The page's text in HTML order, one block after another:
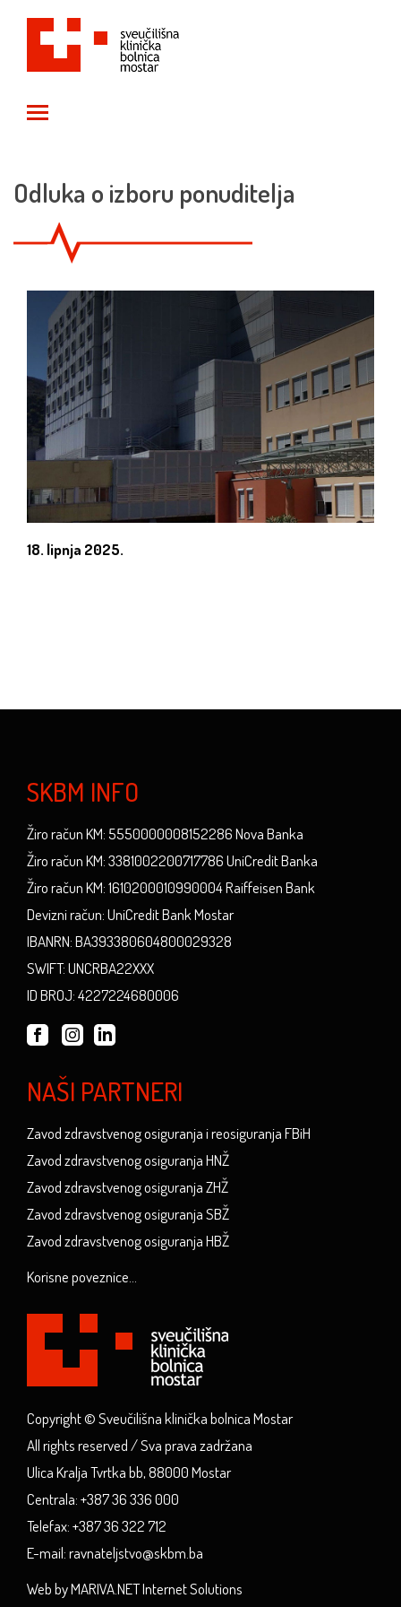
Odluka o izboru ponuditelja
18. lipnja 2025.
SKBM INFO
Žiro račun KM: 5550000008152286 Nova Banka
Žiro račun KM: 3381002200717786 UniCredit Banka
Žiro račun KM: 1610200010990004 Raiffeisen Bank
Devizni račun: UniCredit Bank Mostar
IBANRN: BA393380604800029328
SWIFT: UNCRBA22XXX
ID BROJ: 4227224680006
NAŠI PARTNERI
Zavod zdravstvenog osiguranja i reosiguranja FBiH
Zavod zdravstvenog osiguranja HNŽ
Zavod zdravstvenog osiguranja ZHŽ
Zavod zdravstvenog osiguranja SBŽ
Zavod zdravstvenog osiguranja HBŽ
Korisne poveznice...
Copyright © Sveučilišna klinička bolnica Mostar
All rights reserved / Sva prava zadržana
Ulica Kralja Tvrtka bb, 88000 Mostar
Centrala: +387 36 336 000
Telefax: +387 36 322 712
E-mail: ravnateljstvo@skbm.ba
Web by MARIVA.NET Internet Solutions